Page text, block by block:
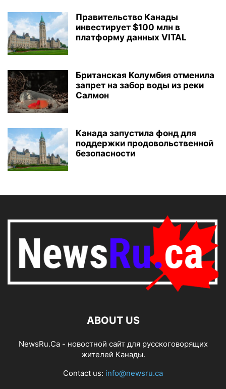
Правительство Канады
инвестирует $100 млн в
платформу данных VITAL
Британская Колумбия отменила
запрет на забор воды из реки
Салмон
Канада запустила фонд для
поддержки продовольственной
безопасности
ABOUT US
NewsRu.Ca - новостной сайт для русскоговорящих
жителей Канады.
Contact us: info@newsru.ca